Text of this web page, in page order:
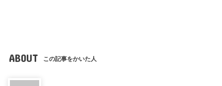
ABOUT この記事をかいた人